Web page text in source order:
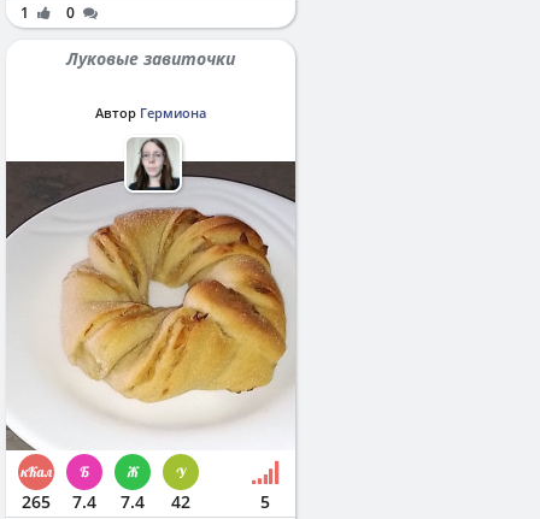
1 0
Луковые завиточки
Автор Гермиона
265 7.4 7.4 42 5